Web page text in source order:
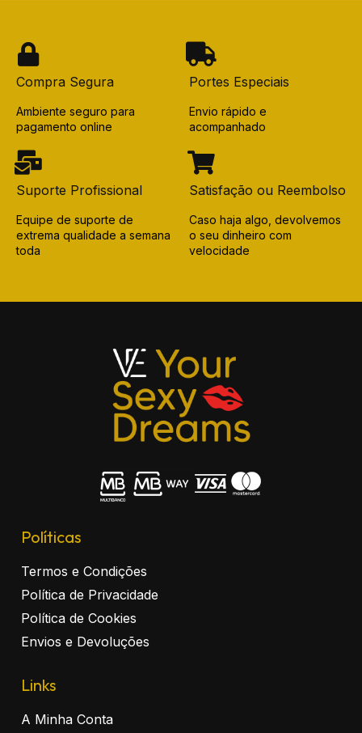
Compra Segura
Ambiente seguro para
pagamento online
Portes Especiais
Envio rápido e
acompanhado
Suporte Profissional
Equipe de suporte de
extrema qualidade a semana
toda
Satisfação ou Reembolso
Caso haja algo, devolvemos
o seu dinheiro com
velocidade
Políticas
Termos e Condições
Política de Privacidade
Política de Cookies
Envios e Devoluções
Links
A Minha Conta